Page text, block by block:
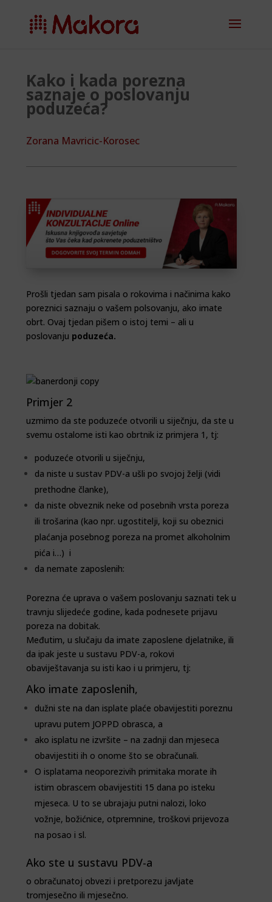
Kako i kada porezna
saznaje o poslovanju
poduzeća?
Zorana Mavricic-Korosec
Prošli tjedan sam pisala o rokovima i načinima kako
poreznici saznaju o vašem polsovanju, ako imate
obrt. Ovaj tjedan pišem o istoj temi – ali u
poslovanju poduzeća.
Primjer 2
uzmimo da ste poduzeće otvorili u siječnju, da ste u
svemu ostalome isti kao obrtnik iz primjera 1, tj:
poduzeće otvorili u siječnju,
da niste u sustav PDV-a ušli po svojoj želji (vidi
prethodne članke),
da niste obveznik neke od posebnih vrsta poreza
ili trošarina (kao npr. ugostitelji, koji su obeznici
plaćanja posebnog poreza na promet alkoholnim
pića i…) i
da nemate zaposlenih:
Porezna će uprava o vašem poslovanju saznati tek u
travnju slijedeće godine, kada podnesete prijavu
poreza na dobitak.
Međutim, u slučaju da imate zaposlene djelatnike, ili
da ipak jeste u sustavu PDV-a, rokovi
obaviještavanja su isti kao i u primjeru, tj:
Ako imate zaposlenih,
dužni ste na dan isplate plaće obavijestiti poreznu
upravu putem JOPPD obrasca, a
ako isplatu ne izvršite – na zadnji dan mjeseca
obavijestiti ih o onome što se obračunali.
O isplatama neoporezivih primitaka morate ih
istim obrascem obavijestiti 15 dana po isteku
mjeseca. U to se ubrajaju putni nalozi, loko
vožnje, božićnice, otpremnine, troškovi prijevoza
na posao i sl.
Ako ste u sustavu PDV-a
o obračunatoj obvezi i pretporezu javljate
tromjesečno ili mjesečno.